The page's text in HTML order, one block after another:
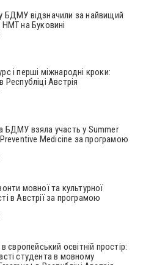
БДМУ відзначили за найвищий
НМТ на Буковині
і перші міжнародні кроки:
Республіці Австрія
БДМУ взяла участь у Summer
Medicine за програмою
мовної та культурної
в Австрії за програмою
в європейський освітній простір:
студента в мовному